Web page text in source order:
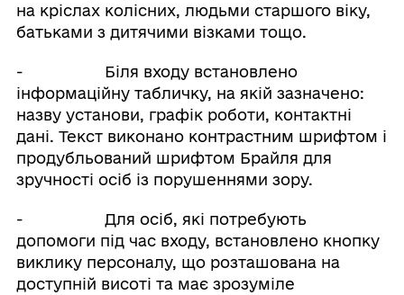
на кріслах колісних, людьми старшого віку,
батьками з дитячими візками тощо.
- Біля входу встановлено
інформаційну табличку, на якій зазначено:
назву установи, графік роботи, контактні
дані. Текст виконано контрастним шрифтом і
продубльований шрифтом Брайля для
зручності осіб із порушеннями зору.
- Для осіб, які потребують
допомоги під час входу, встановлено кнопку
виклику персоналу, що розташована на
доступній висоті та має зрозуміле